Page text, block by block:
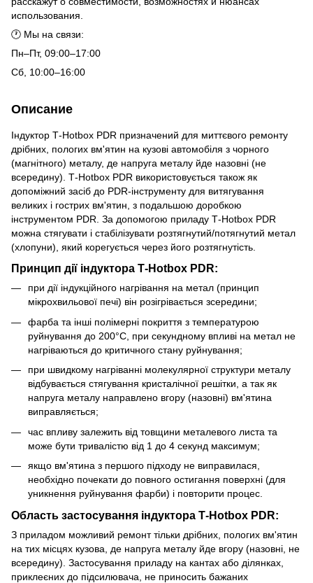
использования.
🕐 Мы на связи:
Пн–Пт, 09:00–17:00
Сб, 10:00–16:00
Описание
Індуктор Т-Hotbox PDR призначений для миттєвого ремонту
дрібних, пологих вм'ятин на кузові автомобіля з чорного
(магнітного) металу, де напруга металу йде назовні (не
всередину). Т-Hotbox PDR використовується також як
допоміжний засіб до PDR-інструменту для витягування
великих і гострих вм'ятин, з подальшою доробкою
інструментом PDR. За допомогою приладу Т-Hotbox PDR
можна стягувати і стабілізувати розтягнутий/потягнутий метал
(хлопуни), який корегується через його розтягнутість.
Принцип дії індуктора Т-Hotbox PDR:
при дії індукційного нагрівання на метал (принцип
мікрохвильової печі) він розігрівається зсередини;
фарба та інші полімерні покриття з температурою
руйнування до 200°С, при секундному впливі на метал не
нагріваються до критичного стану руйнування;
при швидкому нагріванні молекулярної структури металу
відбувається стягування кристалічної решітки, а так як
напруга металу направлено вгору (назовні) вм'ятина
виправляється;
час впливу залежить від товщини металевого листа та
може бути тривалістю від 1 до 4 секунд максимум;
якщо вм'ятина з першого підходу не виправилася,
необхідно почекати до повного остигання поверхні (для
уникнення руйнування фарби) і повторити процес.
Область застосування індуктора Т-Hotbox PDR:
З приладом можливий ремонт тільки дрібних, пологих вм'ятин
на тих місцях кузова, де напруга металу йде вгору (назовні, не
всередину). Застосування приладу на кантах або ділянках,
приклеєних до підсилювача, не приносить бажаних